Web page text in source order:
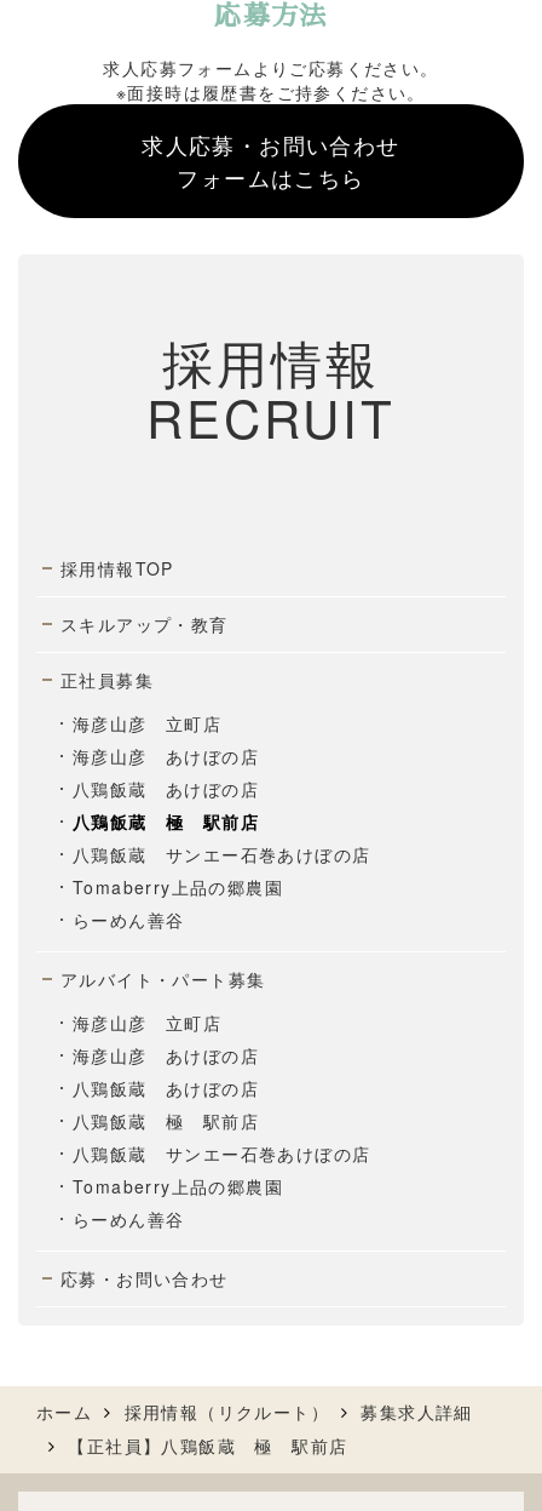
応募方法
求人応募フォームよりご応募ください。
※面接時は履歴書をご持参ください。
求人応募・お問い合わせ
フォームはこちら
採用情報
RECRUIT
採用情報TOP
スキルアップ・教育
正社員募集
海彦山彦 立町店
海彦山彦 あけぼの店
八鶏飯蔵 あけぼの店
八鶏飯蔵 極 駅前店
八鶏飯蔵 サンエー石巻あけぼの店
Tomaberry上品の郷農園
らーめん善谷
アルバイト・パート募集
海彦山彦 立町店
海彦山彦 あけぼの店
八鶏飯蔵 あけぼの店
八鶏飯蔵 極 駅前店
八鶏飯蔵 サンエー石巻あけぼの店
Tomaberry上品の郷農園
らーめん善谷
応募・お問い合わせ
ホーム 採用情報（リクルート）
募集求人詳細
【正社員】八鶏飯蔵 極 駅前店